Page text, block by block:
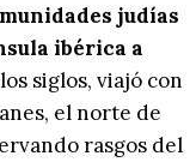
judías
ibérica a
siglos, viajó con
el norte de
rasgos del